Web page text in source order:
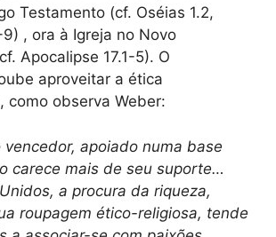
Testamento (cf. Oséias 1.2,
, ora à Igreja no Novo
Apocalipse 17.1-5). O
aproveitar a ética
como observa Weber:
vencedor, apoiado numa base
carece mais de seu suporte…
a procura da riqueza,
roupagem ético-religiosa, tende